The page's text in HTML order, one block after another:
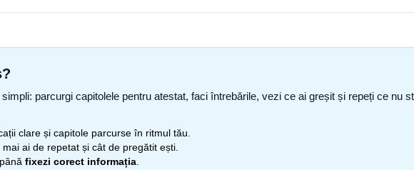
parcurgi capitolele pentru atestat, faci întrebările, vezi ce ai greșit și repeți ce nu
clare și capitole parcurse în ritmul tău.
ai de repetat și cât de pregătit ești.
fixezi corect informația